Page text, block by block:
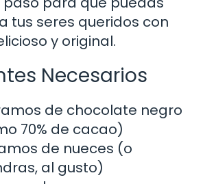
tus seres queridos con
y original.
Necesarios
de chocolate negro
70% de cacao)
de nueces (o
al gusto)